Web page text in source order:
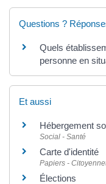
Questions ?
Quels
personne en
Et aussi
Hébergement
Social - Santé
Carte d'identité
Papiers -
Élections